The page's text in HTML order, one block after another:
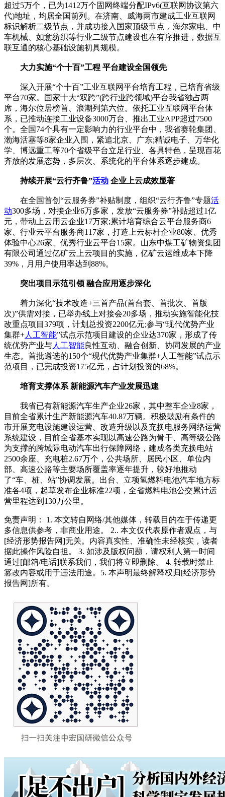
超过5万个，已为1412万个固网终端分配IPv6(互联网协议第六
代)地址，均居全国前列。在济南、威海两市建成工业互联网
标识解析二级节点，并成功接入国家顶级节点，海尔家电、中
车机械、如意纺织等行业二级节点建设也在有序推进，数据互
联互通的核心基础设施初具规模。
大力实施“个十百”工程 平台建设全国领先
深入开展“个十百”工业互联网平台培育工程，已培育省级
平台70家。国家十大“双跨”(跨行业跨领域)平台我省独占两
席，海尔位居榜首、浪潮列第六位。依托工业互联网平台体
系，已推动连接工业设备3000万台、推出工业APP超过7500
个。全国74个具有一定影响力的行业平台中，我省赛轮集团、
渤海活塞等8家企业入围，紧追北京、广东;精诚电子、万华化
学、博远重工等70个省级平台立足行业、各具特色，呈现百花
齐放的发展态势，多层次、系统化的平台体系逐步建成。
持续开展“云行齐鲁”活动 企业上云成效显著
在全国首创“云服务券”补贴制度，组织“云行齐鲁”专题活
动300多场，对接企业6万多家，发放“云服务券”补贴超过1亿
元，带动上云用云企业17万家;累计培育综合云平台服务商6
家、行业云平台服务商117家，打造上云标杆企业80家、优秀
体验中心26家、优秀行业云平台15家。山东中煤工矿物资集团
有限公司通过亿矿云上云项目的实施，亿矿云运维成本下降
39%，月用户使用率达到88%。
突出项目示范引领 融合应用逐步深化
着力深化“技术改造+三首产品(首台套、首批次、首版
次)”供需对接，已举办线上对接会20多场，推动实施智能化技
改重点项目379项，计划总投资2200亿元;参与“现代优势产业
集群+人工智能”试点示范项目建设的企业达370家，形成了传
统优势产业与人工智能良性互动、融合创新、协同发展的产业
生态。首批遴选的150个“现代优势产业集群+人工智能”试点示
范项目，已完成投资175亿元，占计划投资的68%。
培育支撑体系 新能源汽车产业发展迅速
我省已有新能源汽车生产企业26家，其中整车企业8家，
目前全省累计生产新能源汽车40.87万辆。积极鼓励有条件的
市开展充电设施建设运营、改造升级以及充换电服务网络运营
系统建设，目前全省基本实现以高速公路为骨干、高等级公路
为支撑的跨城际电动汽车出行保障网络，建成各类充换电站
2500余座、充电桩2.67万个，公共场所、居民小区、单位内
部、高速公路等主要场所覆盖率逐年提升，较好地推动
了“车、桩、站”协调发展。出台、立项氢燃料电池汽车地方标
准各4项，起草发布企业标准22项，全省燃料电池公交累计运
营里程达到130万公里。
免责声明： 1. 本文转自网络/其他媒体，转载目的在于传递更
多信息供参考，非商业用途。 2.. 本文仅代表原作者观点，与
[经济形势报告网]无关。内容真实性、准确性未经核实，读者
据此操作风险自担。 3. 如涉及版权问题，请权利人第一时间
通过[邮箱/电话]联系我们，我们将立即删除。 4. 转载时禁止
篡改内容或用于违法用途。5. 本声明最终解释权归[经济形势
报告网]所有。